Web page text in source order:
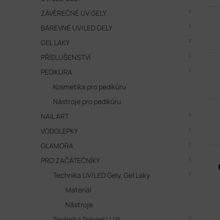
e
l
ZÁVĚREČNÉ UV GELY
BAREVNÉ UV/LED GELY
GEL LAKY
PŘÍSLUŠENSTVÍ
PEDIKÚRA
Kosmetika pro pedikúru
Nástroje pro pedikúru
NAIL ART
VODOLEPKY
GLAMORA
PRO ZAČÁTEČNÍKY
Technika UV/LED Gely, Gel Laky
Materiál
Nástroje